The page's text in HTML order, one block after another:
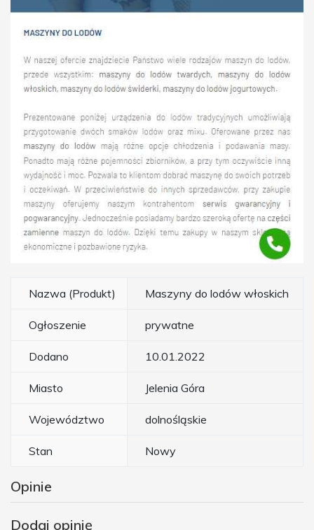
Nazwa (Produkt) Maszyny do lodów włoskich
Ogłoszenie prywatne
Dodano 10.01.2022
Miasto Jelenia Góra
Województwo dolnośląskie
Stan Nowy
Opinie
Dodaj opinię